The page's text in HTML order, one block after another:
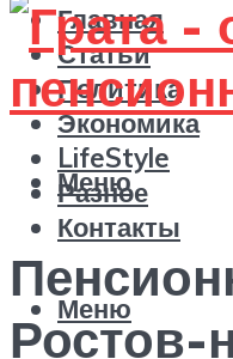
Главная
Статьи
Политика
Экономика
LifeStyle
Разное
Контакты
Меню
Меню
Ростов-